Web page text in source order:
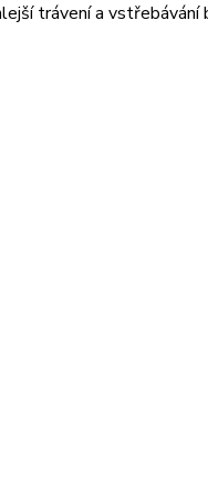
trávení a vstřebávání